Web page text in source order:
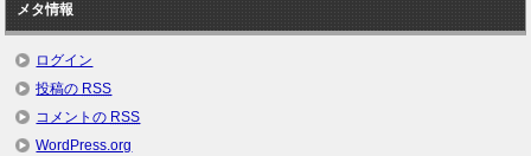
メタ情報
ログイン
投稿の RSS
コメントの RSS
WordPress.org